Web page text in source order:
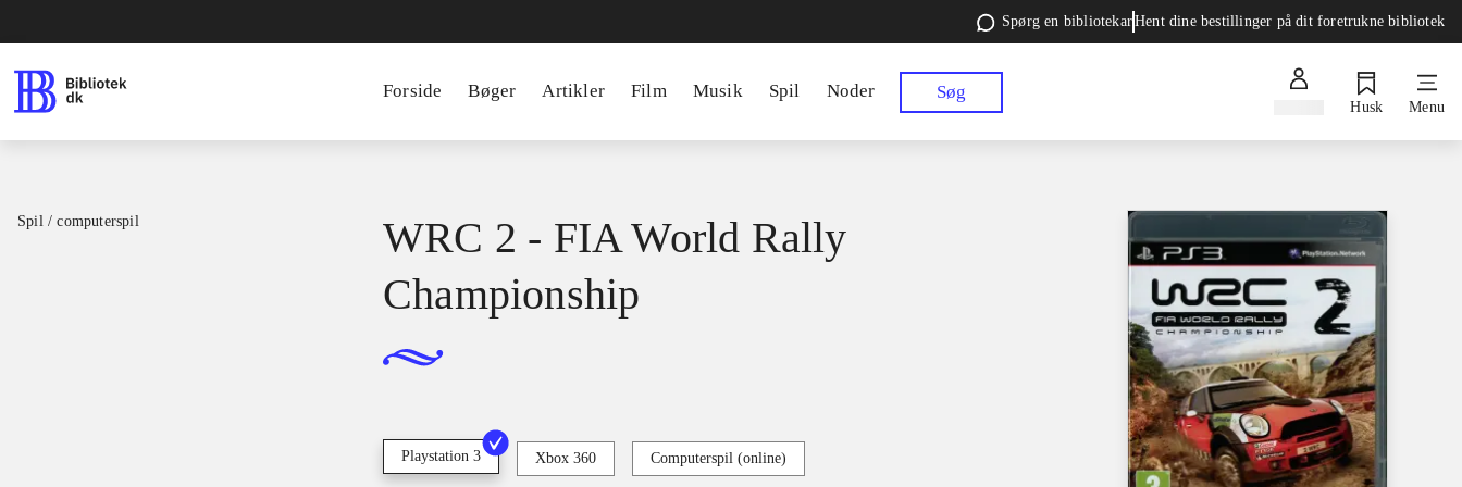
Spørg en bibliotekarHent dine bestillinger på dit foretrukne bibliotek
Forside Bøger Artikler Film Musik Spil Noder Søg
Husk Menu
Spil / computerspil
WRC 2 - FIA World Rally
Championship
Playstation 3 Xbox 360 Computerspil (online)